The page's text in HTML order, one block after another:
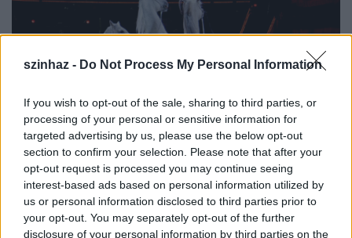
szinhaz - Do Not Process My Personal Information
If you wish to opt-out of the sale, sharing to third parties, or
processing of your personal or sensitive information for
targeted advertising by us, please use the below opt-out
section to confirm your selection. Please note that after your
opt-out request is processed you may continue seeing
interest-based ads based on personal information utilized by
us or personal information disclosed to third parties prior to
your opt-out. You may separately opt-out of the further
disclosure of your personal information by third parties on the
Richter Flórián (fotó: fnc.hu)